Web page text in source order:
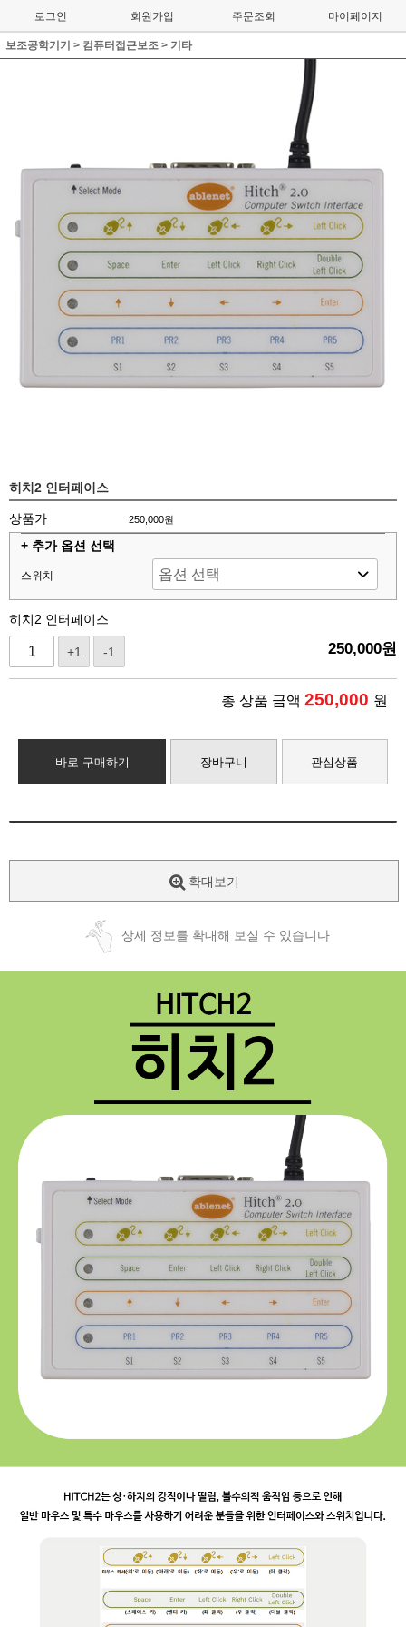
로그인 회원가입 주문조회 마이페이지
보조공학기기 > 컴퓨터접근보조 > 기타
히치2 인터페이스
상품가 250,000원
+ 추가 옵션 선택
스위치
히치2 인터페이스
+1 -1 250,000원
총 상품 금액 250,000 원
바로 구매하기 장바구니 관심상품
확대보기
상세 정보를 확대해 보실 수 있습니다